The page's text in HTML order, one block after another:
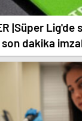
|Süper Lig'de
dakika